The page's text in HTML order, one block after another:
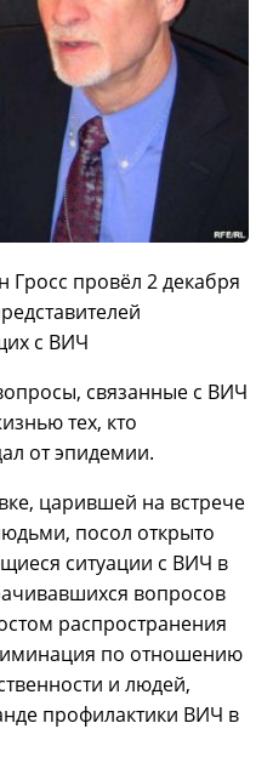
провёл 2 декабря
с ВИЧ
связанные с ВИЧ
тех, кто
от эпидемии.
царившей на встрече
посол открыто
ситуации с ВИЧ в
вопросов
распространения
по отношению
и людей,
профилактики ВИЧ в